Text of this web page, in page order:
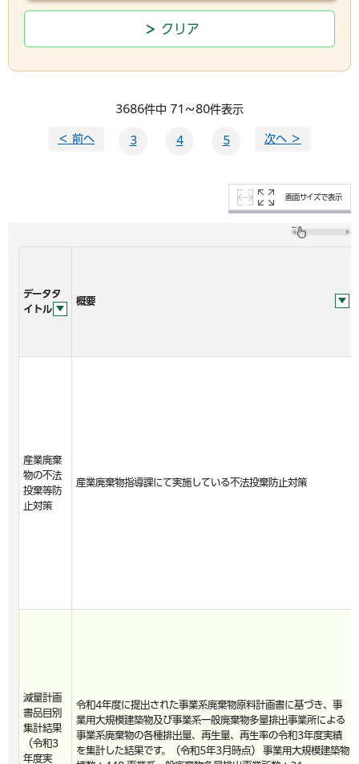
3686件中 71～80件表示
＜ 前へ 3 4 5 次へ ＞
画面サイズで表示
データタ
イトル
概要
産業廃棄
物の不法
投棄等防
止対策
産業廃棄物指導課にて実施している不法投棄防止対策
減量計画
書品目別
集計結果
（令和3
年度実
令和4年度に提出された事業系廃棄物原料計画書に基づき、事
業用大規模建築物及び事業系一般廃棄物多量排出事業所による
事業系廃棄物の各種排出量、再生量、再生率の令和3年度実績
を集計した結果です。（令和5年3月時点） 事業用大規模建築物